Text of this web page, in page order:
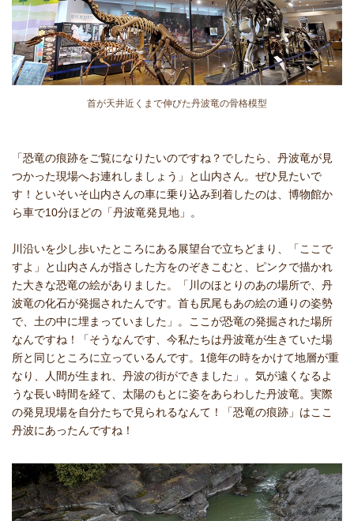
首が天井近くまで伸びた丹波竜の骨格模型
「恐竜の痕跡をご覧になりたいのですね？でしたら、丹波竜が見
つかった現場へお連れしましょう」と山内さん。ぜひ見たいで
す！といそいそ山内さんの車に乗り込み到着したのは、博物館か
ら車で10分ほどの「丹波竜発見地」。
川沿いを少し歩いたところにある展望台で立ちどまり、「ここで
すよ」と山内さんが指さした方をのぞきこむと、ピンクで描かれ
た大きな恐竜の絵がありました。「川のほとりのあの場所で、丹
波竜の化石が発掘されたんです。首も尻尾もあの絵の通りの姿勢
で、土の中に埋まっていました」。ここが恐竜の発掘された場所
なんですね！「そうなんです、今私たちは丹波竜が生きていた場
所と同じところに立っているんです。1億年の時をかけて地層が重
なり、人間が生まれ、丹波の街ができました」。気が遠くなるよ
うな長い時間を経て、太陽のもとに姿をあらわした丹波竜。実際
の発見現場を自分たちで見られるなんて！「恐竜の痕跡」はここ
丹波にあったんですね！